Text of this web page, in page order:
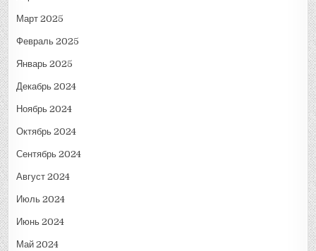
Март 2025
Февраль 2025
Январь 2025
Декабрь 2024
Ноябрь 2024
Октябрь 2024
Сентябрь 2024
Август 2024
Июль 2024
Июнь 2024
Май 2024